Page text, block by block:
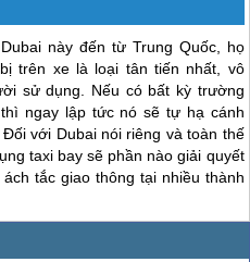
Dubai này đến từ Trung Quốc, họ
trên xe là loại tân tiến nhất, vô
sử dụng. Nếu có bất kỳ trường
ngay lập tức nó sẽ tự hạ cánh
Đối với Dubainói riêng và toàn thế
taxi bay sẽ phần nào giải quyết
tắc giao thông tại nhiều thành